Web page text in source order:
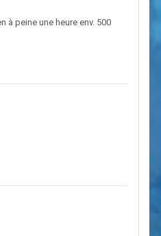
à peine une heure env. 500